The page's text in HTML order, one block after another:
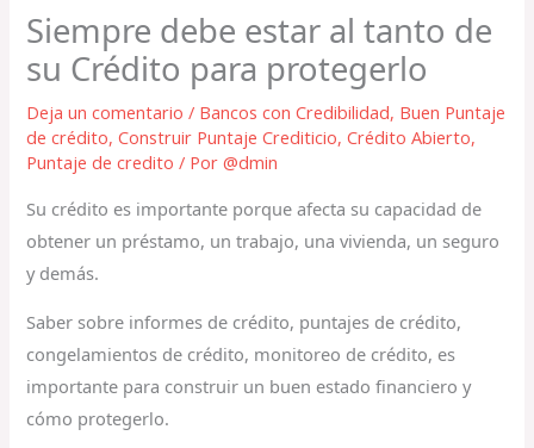
Siempre debe estar al tanto de
su Crédito para protegerlo
Deja un comentario / Bancos con Credibilidad, Buen Puntaje
de crédito,Construir Puntaje Crediticio,Crédito Abierto,
Puntaje de credito / Por@dmin
Su crédito es importante porque afecta su capacidad de
obtener un préstamo, un trabajo, una vivienda, un seguro
y demás.
Saber sobre informes de crédito, puntajes de crédito,
congelamientos de crédito, monitoreo de crédito, es
importante para construir un buen estado financiero y
cómo protegerlo.